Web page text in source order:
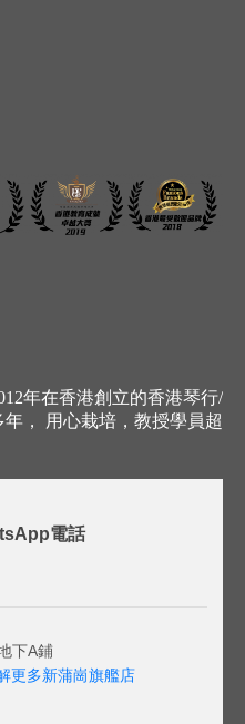
年在香港創立的香港琴行/
， 用心栽培，教授學員超
電話
下A鋪
更多新蒲崗旗艦店